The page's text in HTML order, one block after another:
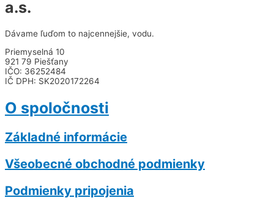
a.s.
Dávame ľuďom to najcennejšie, vodu.
Priemyselná 10
921 79 Piešťany
IČO: 36252484
IČ DPH: SK2020172264
O spoločnosti
Základné informácie
Všeobecné obchodné podmienky
Podmienky pripojenia